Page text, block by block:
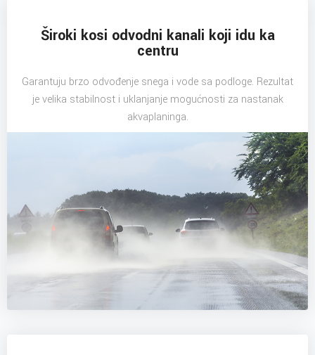
Široki kosi odvodni kanali koji idu ka
centru
Garantuju brzo odvođenje snega i vode sa podloge. Rezultat
je velika stabilnost i uklanjanje mogućnosti za nastanak
akvaplaninga.